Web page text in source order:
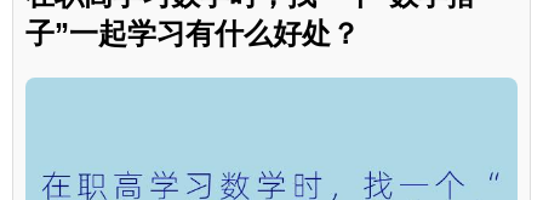
子”一起学习有什么好处？